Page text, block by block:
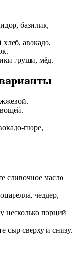
базилик,
хлеб, авокадо,
груши, мёд.
пюре,
сливочное масло
чеддер,
несколько порций
сыр сверху и снизу.